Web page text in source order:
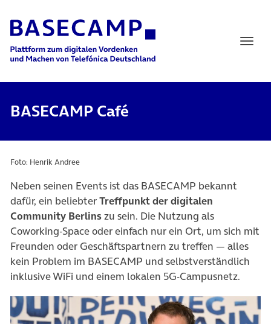
Main Navigation
BASECAMP Café
Foto: Henrik Andree
Neben seinen Events ist das BASECAMP bekannt
dafür, ein beliebterTreffpunkt der digitalen
Community Berlinszu sein. Die Nutzung als
Coworking-Space oder einfach nur ein Ort, um sich mit
Freunden oder Geschäftspartnern zu treffen — alles
kein Problem im BASECAMP und selbstverständlich
inklusive WiFi und einem lokalen 5G-Campusnetz.